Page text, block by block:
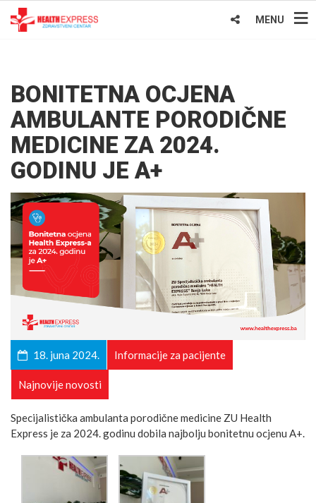
MENU
BONITETNA OCJENA
AMBULANTE PORODIČNE
MEDICINE ZA 2024.
GODINU JE A+
18. juna 2024. Informacije za pacijente
Najnovije novosti
Specijalistička ambulanta porodične medicine ZU Health
Express je za 2024. godinu dobila najbolju bonitetnu ocjenu A+.